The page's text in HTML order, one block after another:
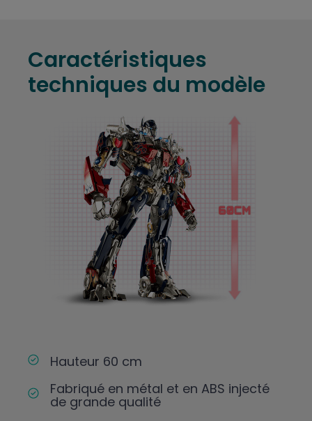
Hauteur 60 cm
Fabriqué en métal et en ABS injecté
de grande qualité
Caractéristiques
techniques du modèle